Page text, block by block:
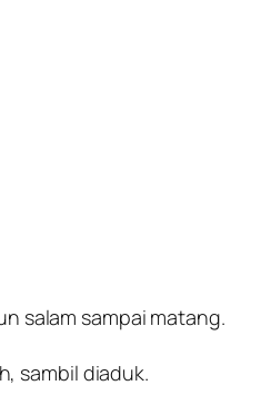
salam sampai matang.
sambil diaduk.